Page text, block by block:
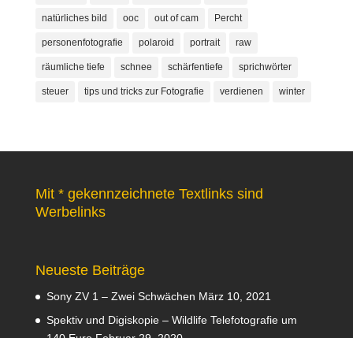
natürliches bild ooc out of cam Percht
personenfotografie polaroid portrait raw
räumliche tiefe schnee schärfentiefe sprichwörter
steuer tips und tricks zur Fotografie verdienen winter
Mit * gekennzeichnete Textlinks sind
Werbelinks
Neueste Beiträge
Sony ZV 1 – Zwei Schwächen März 10, 2021
Spektiv und Digiskopie – Wildlife Telefotografie um